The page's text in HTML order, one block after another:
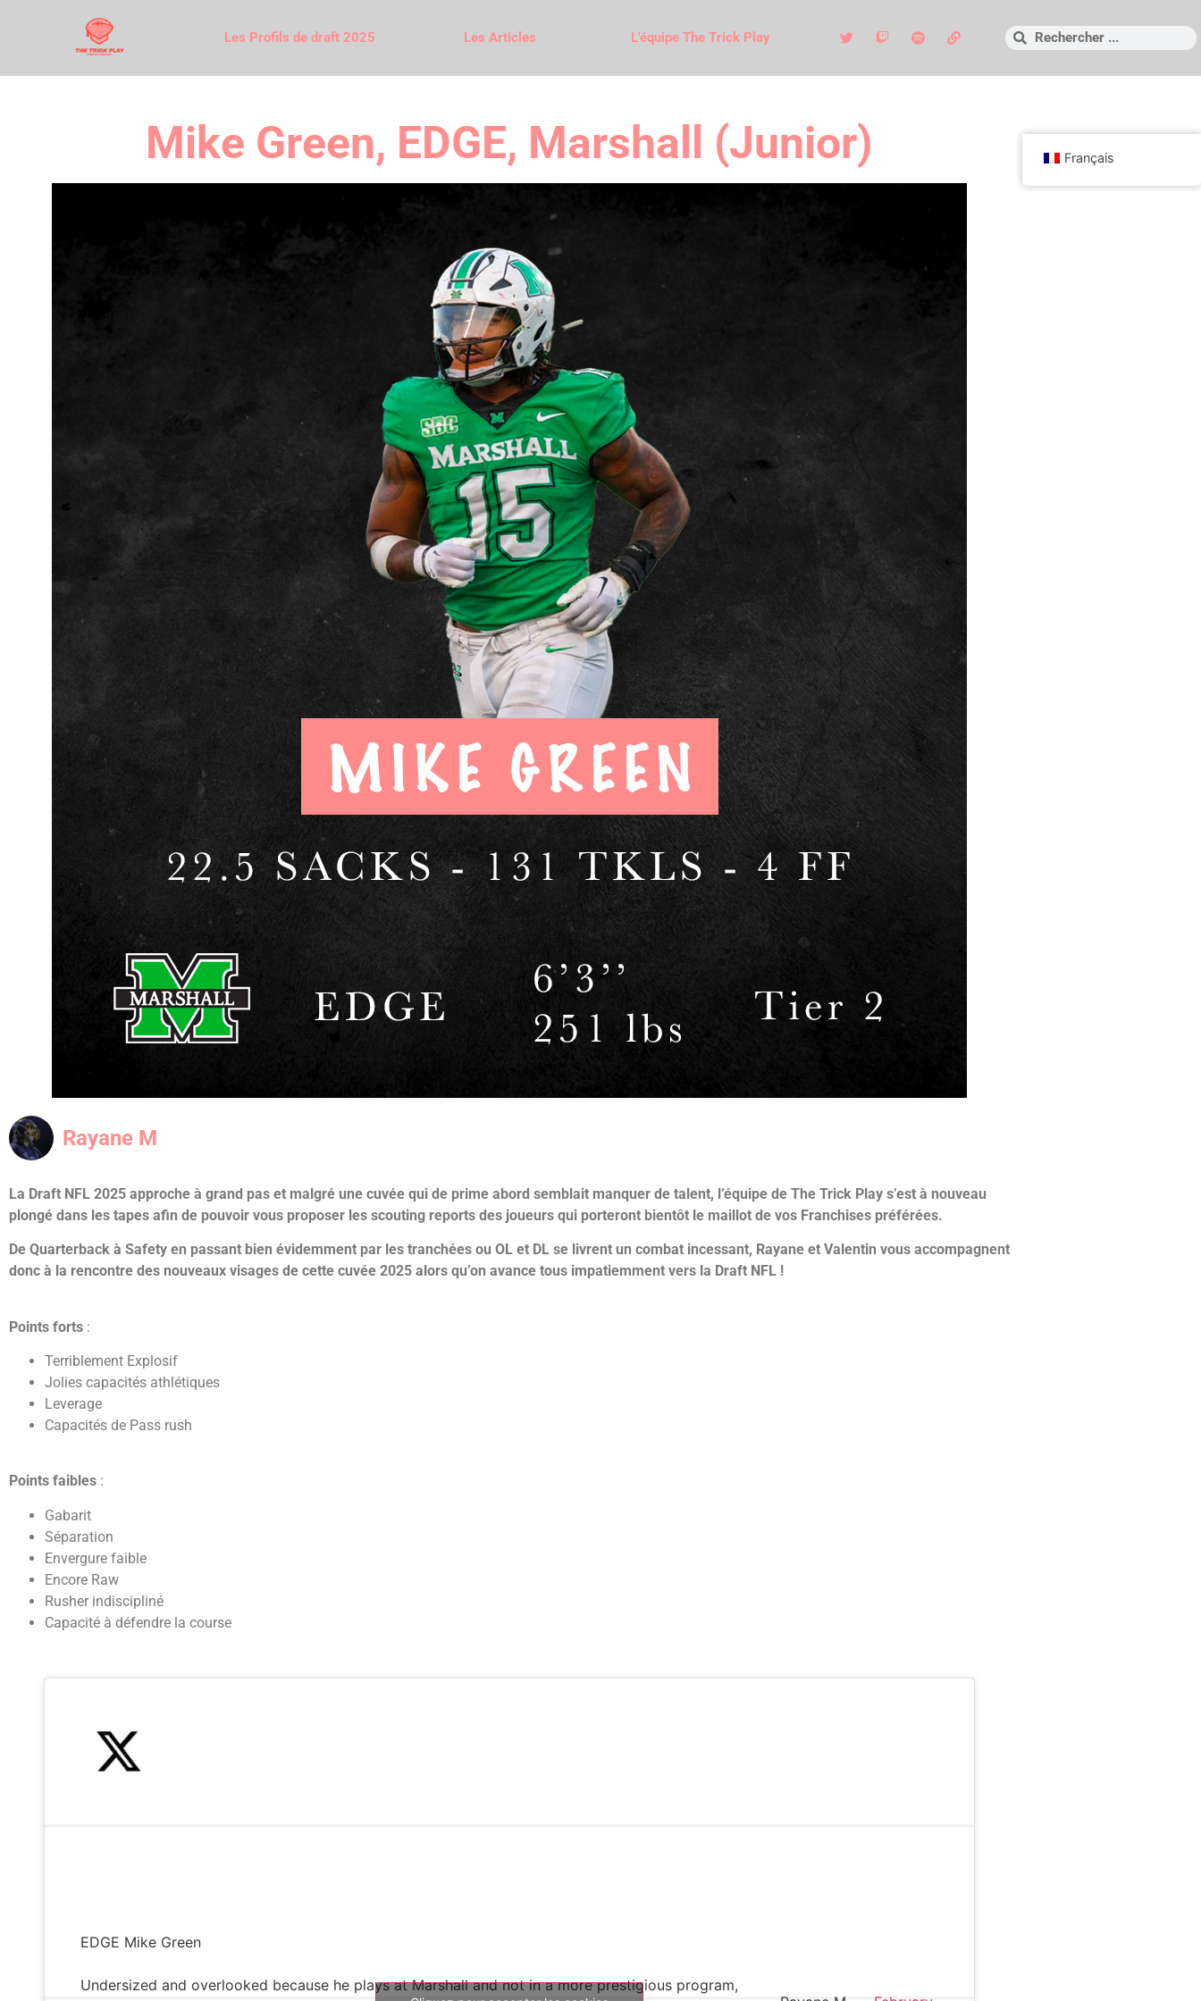
Les Profils de draft 2025 Les Articles L'équipe The Trick Play
Mike Green, EDGE, Marshall (Junior)
Rayane M
La Draft NFL 2025 approche à grand pas et malgré une cuvée qui de prime abord semblait manquer de talent, l’équipe de The Trick Play s’est à nouveau
plongé dans les tapes afin de pouvoir vous proposer les scouting reports des joueurs qui porteront bientôt le maillot de vos Franchises préférées.
De Quarterback à Safety en passant bien évidemment par les tranchées ou OL et DL se livrent un combat incessant, Rayane et Valentin vous accompagnent
donc à la rencontre des nouveaux visages de cette cuvée 2025 alors qu’on avance tous impatiemment vers la Draft NFL !
Points forts :
Terriblement Explosif
Jolies capacités athlétiques
Leverage
Capacités de Pass rush
Points faibles :
Gabarit
Séparation
Envergure faible
Encore Raw
Rusher indiscipliné
Capacité à défendre la course
EDGE Mike Green
Undersized and overlooked because he plays at Marshall and not in a more prestigious program,
Français